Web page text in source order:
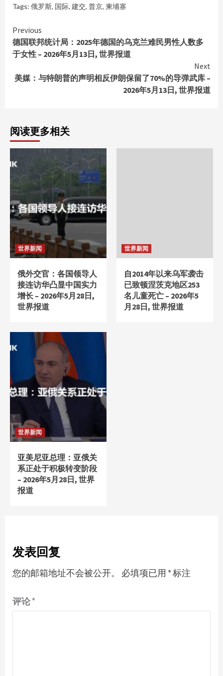
Tags: 俄罗斯, 国际, 建交, 普京, 柬埔寨
Continue
Reading
Previous
德国联邦统计局：2025年德国的乌克兰难民男性人数多
于女性 – 2026年5月13日, 世界报道
Next
美媒：与特朗普的声明相反伊朗保留了70%的导弹武库 –
2026年5月13日, 世界报道
阅读更多相关
世界新闻
俄外交官：各国领导人
接连访华凸显中国实力
增长 – 2026年5月28日,
世界报道
世界新闻
自2014年以来乌军袭击
已致顿涅茨克地区253
名儿童死亡 – 2026年5
月28日, 世界报道
世界新闻
亚美尼亚总理：亚俄关
系正处于积极转变阶段
– 2026年5月28日, 世界
报道
发表回复
您的邮箱地址不会被公开。 必填项已用 *标注
评论*